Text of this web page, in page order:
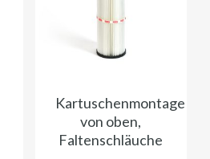
Kartuschenmontage
von oben,
Faltenschläuche